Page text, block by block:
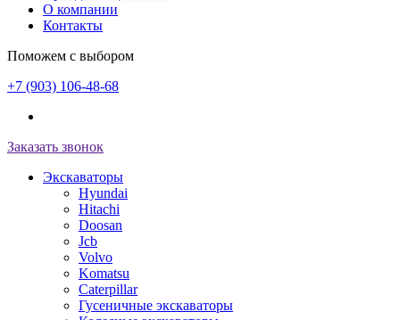
О компании
Контакты
Поможем с выбором
+7 (903) 106-48-68
Заказать звонок
Экскаваторы
Hyundai
Hitachi
Doosan
Jcb
Volvo
Komatsu
Caterpillar
Гусеничные экскаваторы